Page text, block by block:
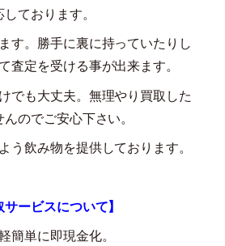
しております。
す。勝手に裏に持っていたりし
査定を受ける事が出来ます。
でも大丈夫。無理やり買取した
んのでご安心下さい。
う飲み物を提供しております。
サービスについて】
簡単に即現金化。